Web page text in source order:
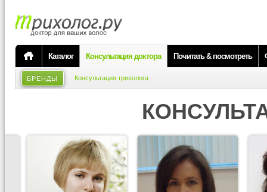
Каталог Консультация доктора Почитать & посмотреть
БРЕНДЫ Консультация трихолога